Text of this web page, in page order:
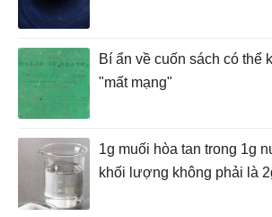
Bí ẩn về cuốn sách có thể
"mất mạng"
1g muối hòa tan trong 1g
khối lượng không phải là